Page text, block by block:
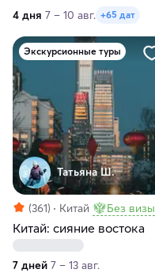
4 дня 7 – 10 авг. +65 дат
Экскурсионные туры
Татьяна Ш.
(361) Китай Без визы
Китай: сияние востока
7 дней 7 – 13 авг.